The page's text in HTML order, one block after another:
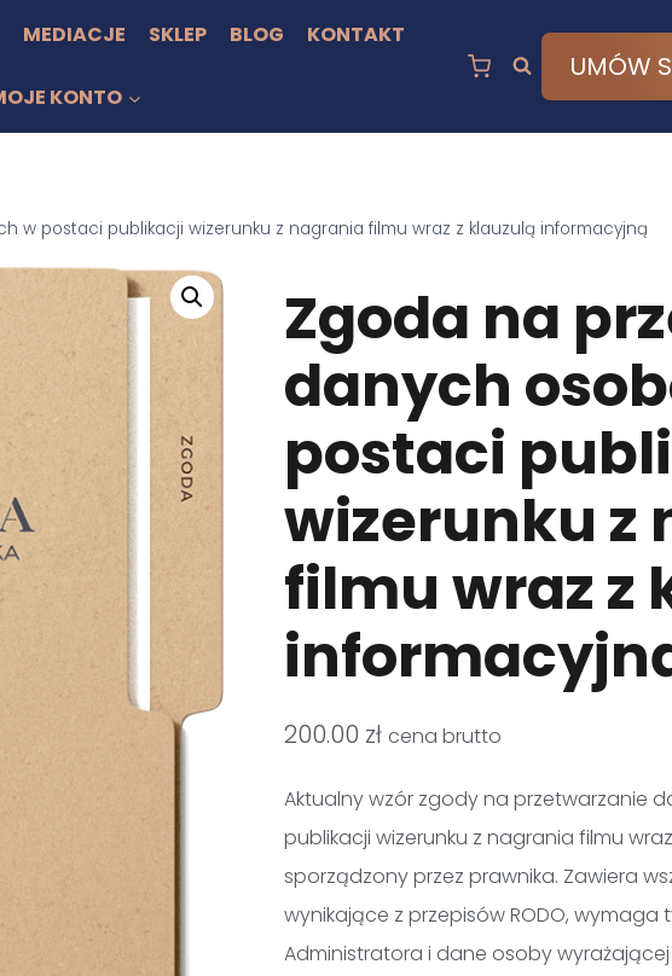
MEDIACJE SKLEP BLOG KONTAKT
KONTO
UMÓW
w postaci publikacji wizerunku z nagrania filmu wraz z klauzulą informacyjną
Zgoda na
danych
postaci
wizerunku z
filmu wraz z
200.00 zł cena brutto
Aktualny wzór zgody na przetwarzanie
publikacji wizerunku z nagrania filmu
sporządzony przez prawnika. Zawiera
wynikające z przepisów RODO, wymaga
Administratora i dane osoby